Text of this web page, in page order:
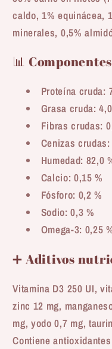
caldo, 1% equinácea,
minerales, 0,5%
📊
Proteína cruda:
Grasa cruda:
Fibras crudas:
Cenizas crudas:
Humedad: 82,0
Calcio: 0,15 %
Fósforo: 0,2 %
Sodio: 0,3 %
Omega-3: 0,25
➕ Aditivos
Vitamina D3 250 UI,
zinc 12 mg,
mg, yodo 0,7 mg,
Contiene